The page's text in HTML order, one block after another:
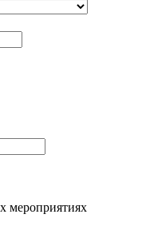
мероприятиях